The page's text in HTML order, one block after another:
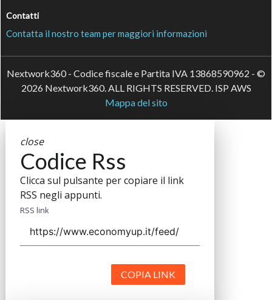
Contatti
Contatta il nostro team per maggiori informazioni
Nextwork360 - Codice fiscale e Partita IVA 13868590962 - ©
2026 Nextwork360. ALL RIGHTS RESERVED. ISP AWS
Mappa del sito
close
Codice Rss
Clicca sul pulsante per copiare il link
RSS negli appunti.
RSS link
COPIA LINK